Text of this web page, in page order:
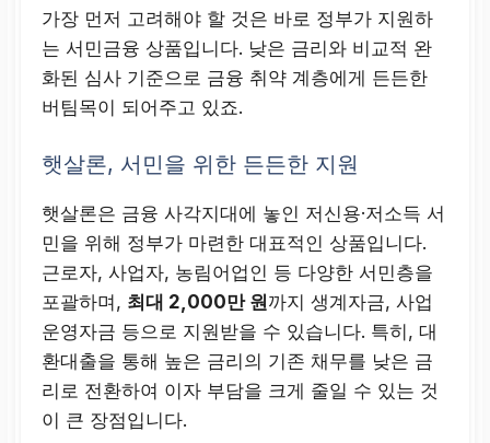
가장 먼저 고려해야 할 것은 바로 정부가 지원하
는 서민금융 상품입니다. 낮은 금리와 비교적 완
화된 심사 기준으로 금융 취약 계층에게 든든한
버팀목이 되어주고 있죠.
햇살론, 서민을 위한 든든한 지원
햇살론은 금융 사각지대에 놓인 저신용·저소득 서
민을 위해 정부가 마련한 대표적인 상품입니다.
근로자, 사업자, 농림어업인 등 다양한 서민층을
포괄하며, 최대 2,000만 원까지 생계자금, 사업
운영자금 등으로 지원받을 수 있습니다. 특히, 대
환대출을 통해 높은 금리의 기존 채무를 낮은 금
리로 전환하여 이자 부담을 크게 줄일 수 있는 것
이 큰 장점입니다.